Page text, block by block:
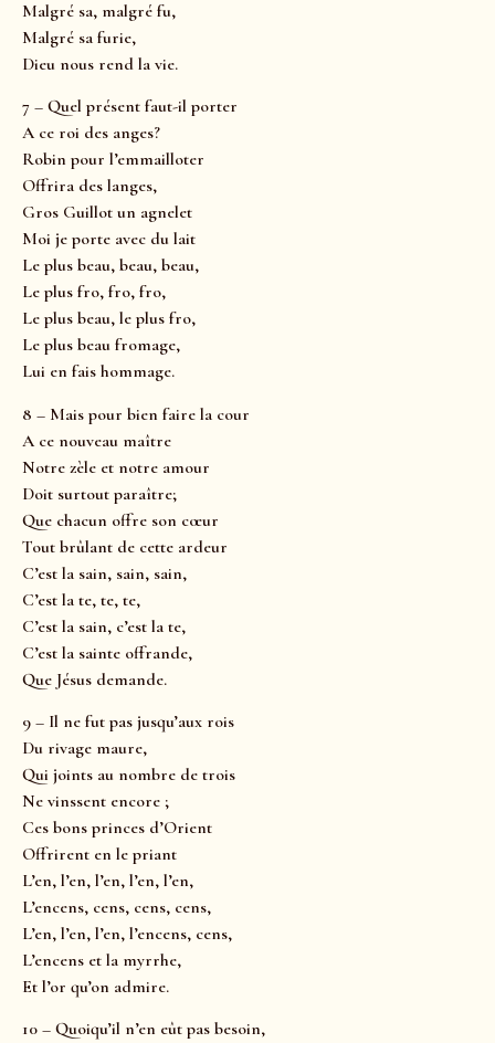
Malgré sa, malgré fu,
Malgré sa furie,
Dieu nous rend la vie.
7 – Quel présent faut-il porter
A ce roi des anges?
Robin pour l’emmailloter
Offrira des langes,
Gros Guillot un agnelet
Moi je porte avec du lait
Le plus beau, beau, beau,
Le plus fro, fro, fro,
Le plus beau, le plus fro,
Le plus beau fromage,
Lui en fais hommage.
8 – Mais pour bien faire la cour
A ce nouveau maître
Notre zèle et notre amour
Doit surtout paraître;
Que chacun offre son cœur
Tout brûlant de cette ardeur
C’est la sain, sain, sain,
C’est la te, te, te,
C’est la sain, c’est la te,
C’est la sainte offrande,
Que Jésus demande.
9 – Il ne fut pas jusqu’aux rois
Du rivage maure,
Qui joints au nombre de trois
Ne vinssent encore ;
Ces bons princes d’Orient
Offrirent en le priant
L’en, l’en, l’en, l’en, l’en,
L’encens, cens, cens, cens,
L’en, l’en, l’en, l’encens, cens,
L’encens et la myrrhe,
Et l’or qu’on admire.
10 – Quoiqu’il n’en eût pas besoin,